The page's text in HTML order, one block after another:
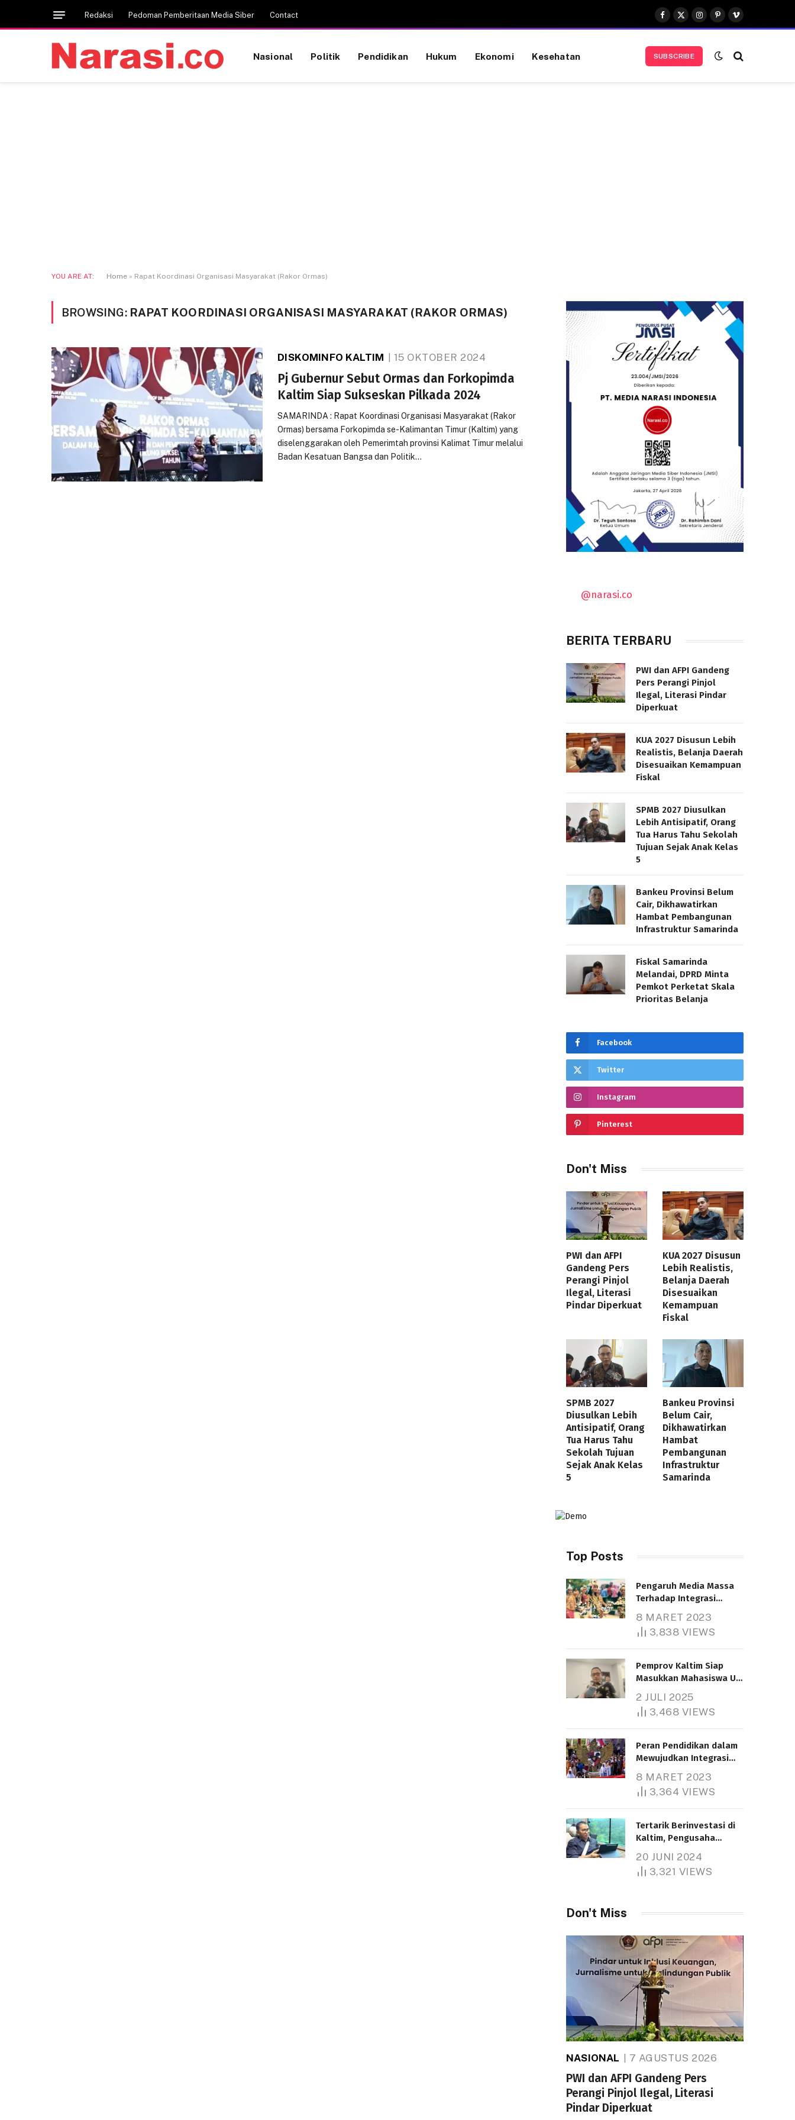
Redaksi Pedoman Pemberitaan Media Siber Contact
Facebook
X
(Twitter)
Instagram
Pinterest
Vimeo
Nasional Politik Pendidikan Hukum Ekonomi Kesehatan SUBSCRIBE
YOU ARE AT: Home » Rapat Koordinasi Organisasi Masyarakat (Rakor Ormas)
BROWSING: RAPAT KOORDINASI ORGANISASI MASYARAKAT (RAKOR ORMAS)
DISKOMINFO KALTIM 15 OKTOBER 2024
Pj Gubernur Sebut Ormas dan Forkopimda
Kaltim Siap Sukseskan Pilkada 2024
SAMARINDA : Rapat Koordinasi Organisasi Masyarakat (Rakor
Ormas) bersama Forkopimda se-Kalimantan Timur (Kaltim) yang
diselenggarakan oleh Pemerimtah provinsi Kalimat Timur melalui
Badan Kesatuan Bangsa dan Politik…
@narasi.co
BERITA TERBARU
PWI dan AFPI Gandeng
Pers Perangi Pinjol
Ilegal, Literasi Pindar
Diperkuat
KUA 2027 Disusun Lebih
Realistis, Belanja Daerah
Disesuaikan Kemampuan
Fiskal
SPMB 2027 Diusulkan
Lebih Antisipatif, Orang
Tua Harus Tahu Sekolah
Tujuan Sejak Anak Kelas
5
Bankeu Provinsi Belum
Cair, Dikhawatirkan
Hambat Pembangunan
Infrastruktur Samarinda
Fiskal Samarinda
Melandai, DPRD Minta
Pemkot Perketat Skala
Prioritas Belanja
Facebook
Twitter
Instagram
Pinterest
Don't Miss
PWI dan AFPI
Gandeng Pers
Perangi Pinjol
Ilegal, Literasi
Pindar Diperkuat
KUA 2027 Disusun
Lebih Realistis,
Belanja Daerah
Disesuaikan
Kemampuan
Fiskal
SPMB 2027
Diusulkan Lebih
Antisipatif, Orang
Tua Harus Tahu
Sekolah Tujuan
Sejak Anak Kelas
5
Bankeu Provinsi
Belum Cair,
Dikhawatirkan
Hambat
Pembangunan
Infrastruktur
Samarinda
Top Posts
Pengaruh Media Massa
Terhadap Integrasi
8 MARET 2023
3,838 VIEWS
Pemprov Kaltim Siap
Masukkan Mahasiswa UT
Bantuan Pendidikan
Gratispol
2 JULI 2025
3,468 VIEWS
Peran Pendidikan dalam
Mewujudkan Integrasi
8 MARET 2023
3,364 VIEWS
Tertarik Berinvestasi di
Kaltim, Pengusaha
1.000 Hektare
20 JUNI 2024
3,321 VIEWS
Don't Miss
NASIONAL 7 AGUSTUS 2026
PWI dan AFPI Gandeng Pers
Perangi Pinjol Ilegal, Literasi
Pindar Diperkuat